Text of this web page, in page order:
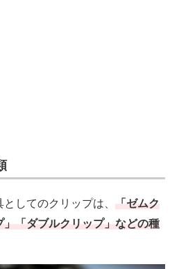
してのクリップは、 「ゼムク
「ダブルクリップ」などの種